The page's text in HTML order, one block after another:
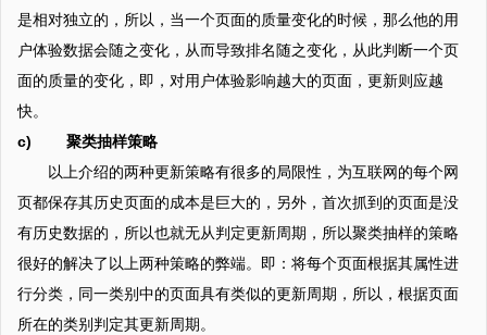
是相对独立的，所以，当一个页面的质量变化的时候，那么他的用
户体验数据会随之变化，从而导致排名随之变化，从此判断一个页
面的质量的变化，即，对用户体验影响越大的页面，更新则应越
快。
c) 聚类抽样策略
以上介绍的两种更新策略有很多的局限性，为互联网的每个网
页都保存其历史页面的成本是巨大的，另外，首次抓到的页面是没
有历史数据的，所以也就无从判定更新周期，所以聚类抽样的策略
很好的解决了以上两种策略的弊端。即：将每个页面根据其属性进
行分类，同一类别中的页面具有类似的更新周期，所以，根据页面
所在的类别判定其更新周期。